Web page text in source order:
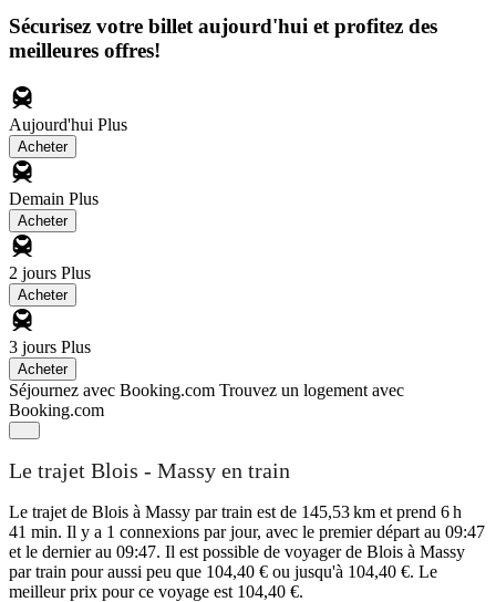
Sécurisez votre billet aujourd'hui et profitez des
meilleures offres!
Aujourd'hui Plus
Acheter
Demain Plus
Acheter
2 jours Plus
Acheter
3 jours Plus
Acheter
Séjournez avec Booking.com Trouvez un logement avec
Booking.com
Le trajet Blois - Massy en train
Le trajet de Blois à Massy par train est de 145,53 km et prend 6 h
41 min. Il y a 1 connexions par jour, avec le premier départ au 09:47
et le dernier au 09:47. Il est possible de voyager de Blois à Massy
par train pour aussi peu que 104,40 € ou jusqu'à 104,40 €. Le
meilleur prix pour ce voyage est 104,40 €.